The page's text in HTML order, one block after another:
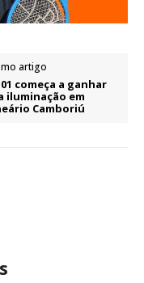
artigo
começa a ganhar
iluminação em
Camboriú